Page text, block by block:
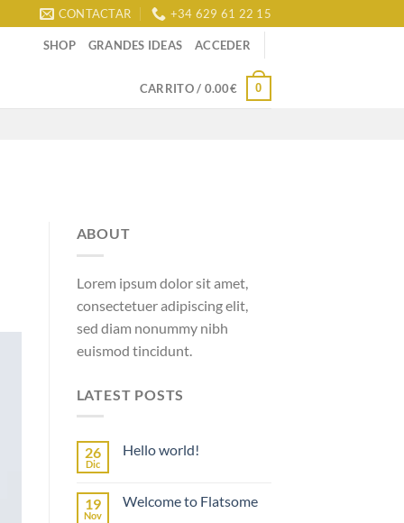
CONTACTAR +34 629 61 22 15
SHOP GRANDES IDEAS ACCEDER
CARRITO / 0.00€ 0
ABOUT
Lorem ipsum dolor sit amet,
consectetuer adipiscing elit,
sed diam nonummy nibh
euismod tincidunt.
LATEST POSTS
26
Dic
Hello world!
19
Nov
Welcome to Flatsome